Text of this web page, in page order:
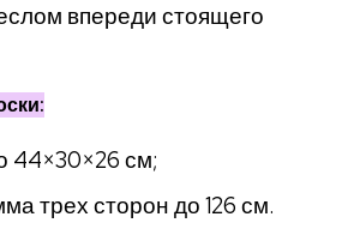
впереди стоящего
44×30×26 см;
трех сторон до 126 см.